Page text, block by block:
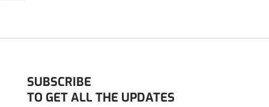
SUBSCRIBE
TO GET ALL THE UPDATES